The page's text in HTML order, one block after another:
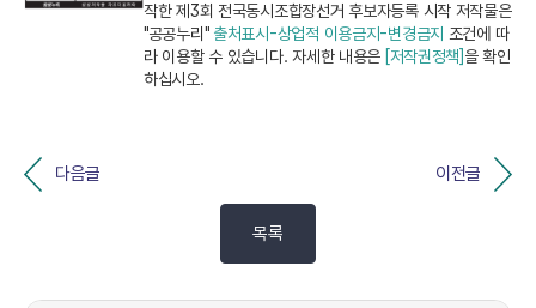
작한 제3회 전국동시조합장선거 후보자등록 시작 저작물은
"공공누리" 출처표시-상업적 이용금지-변경금지 조건에 따
라 이용할 수 있습니다. 자세한 내용은 [저작권정책]을 확인
하십시오.
다음글 이전글
목록